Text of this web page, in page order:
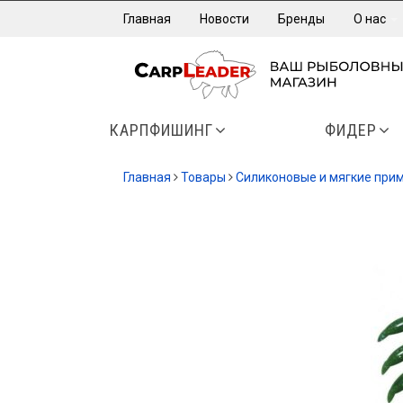
Главная Новости Бренды О нас
КАРПФИШИНГ ФИДЕР
Главная Товары Силиконовые и мягкие